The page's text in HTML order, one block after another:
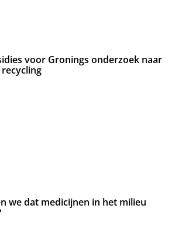
voor Gronings onderzoek naar
we dat medicijnen in het milieu